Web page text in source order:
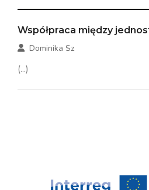
Współpraca między
Dominika Sz
(...)